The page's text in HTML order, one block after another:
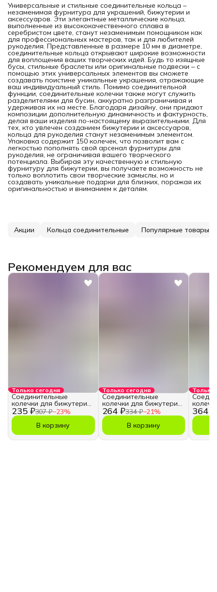
Универсальные и стильные соединительные кольца –
незаменимая фурнитура для украшений, бижутерии и
аксессуаров. Эти элегантные металлические кольца,
выполненные из высококачественного сплава в
серебристом цвете, станут незаменимым помощником как
для профессиональных мастеров, так и для любителей
рукоделия. Представленные в размере 10 мм в диаметре,
соединительные кольца открывают широкие возможности
для воплощения ваших творческих идей. Будь то изящные
бусы, стильные браслеты или оригинальные подвески – с
помощью этих универсальных элементов вы сможете
создавать поистине уникальные украшения, отражающие
ваш индивидуальный стиль. Помимо соединительной
функции, соединительные колечки также могут служить
разделителями для бусин, аккуратно разграничивая и
удерживая их на месте. Благодаря дизайну, они придают
композиции дополнительную динамичность и фактурность,
делая ваши изделия по-настоящему выразительными. Для
тех, кто увлечен созданием бижутерии и аксессуаров,
кольца для рукоделия станут незаменимым элементом.
Упаковка содержит 150 колечек, что позволит вам с
легкостью пополнять свой арсенал фурнитуры для
рукоделия, не ограничивая вашего творческого
потенциала. Выбирая эту качественную и стильную
фурнитуру для бижутерии, вы получаете возможность не
только воплотить свои творческие замыслы, но и
создавать уникальные подарки для близких, поражая их
оригинальностью и вниманием к деталям.
Акции Кольца соединительные Популярные товары
Рекомендуем для вас
Только сегодня
235 ₽307 ₽−23%
Соединительные
колечки для бижутерии
и рукоделия 10 мм
В корзину
Только сегодня
264 ₽334 ₽−21%
Соединительные
колечки для бижутерии
и рукоделия 12 мм
В корзину
Только
364 ₽
и